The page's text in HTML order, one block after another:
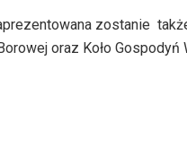
zostanie
oraz Koło Gospodyń